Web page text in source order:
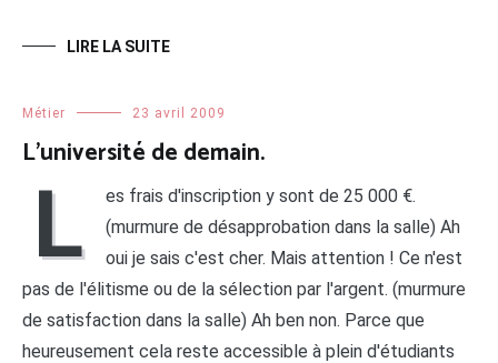
LIRE LA SUITE
Métier 23 avril 2009
L’université de demain.
L
es frais d'inscription y sont de 25 000 €.
(murmure de désapprobation dans la salle) Ah
oui je sais c'est cher. Mais attention ! Ce n'est
pas de l'élitisme ou de la sélection par l'argent. (murmure
de satisfaction dans la salle) Ah ben non. Parce que
heureusement cela reste accessible à plein d'étudiants